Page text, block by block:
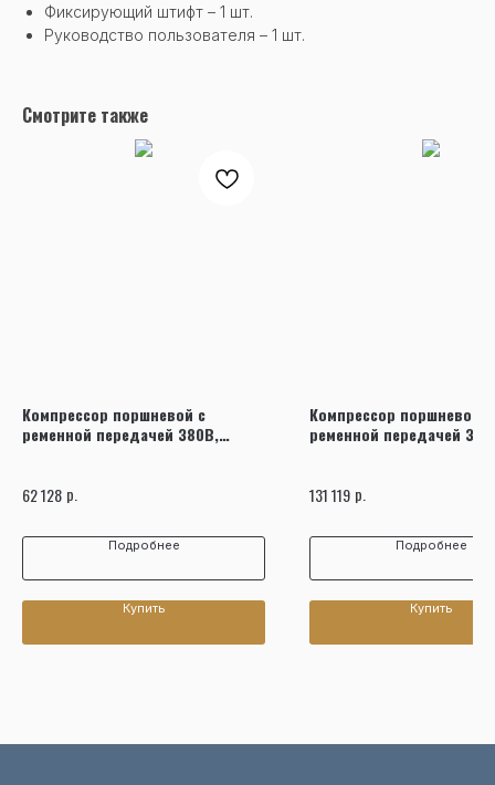
Фиксирующий штифт – 1 шт.
Руководство пользователя – 1 шт.
Смотрите также
Компрессор поршневой с
ременной передачей 380В,
62 128 р.
Подробнее
Купить
Компрессор поршневой с
ременной передачей
131 119 р.
Подробнее
Купить